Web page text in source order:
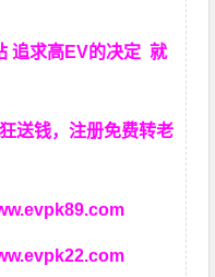
追求高EV的决定就
送钱，注册免费转老